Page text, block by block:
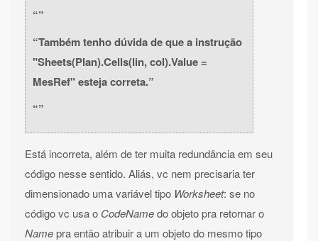
Também tenho dúvida de que a instrução
"Sheets(Plan).Cells(lin, col).Value =
MesRef" esteja correta.
Está incorreta, além de ter muita redundância em seu
código nesse sentido. Aliás, vc nem precisaria ter
dimensionado uma variável tipo Worksheet: se no
código vc usa o CodeNamedo objeto pra retornar o
Namepra então atribuir a um objeto do mesmo tipo